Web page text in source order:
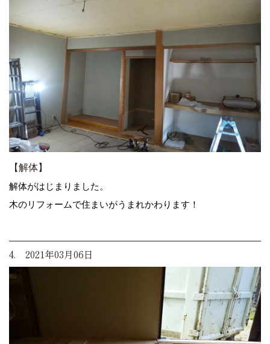
【解体】
解体がはじまりました。
木のリフォームで住まいがうまれかわります！
4. 2021年03月06日